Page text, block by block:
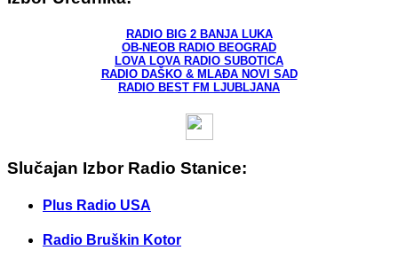
RADIO BIG 2 BANJA LUKA
OB-NEOB RADIO BEOGRAD
LOVA LOVA RADIO SUBOTICA
RADIO DAŠKO & MLAĐA NOVI SAD
RADIO BEST FM LJUBLJANA
Slučajan Izbor Radio Stanice:
Plus Radio USA
Radio Bruškin Kotor